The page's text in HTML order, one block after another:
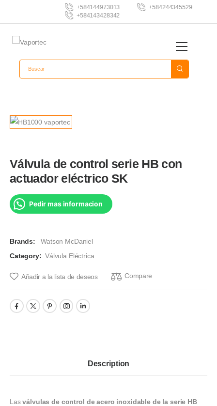
+584144973013
+584244345529
+584143428342
Válvula de control serie HB con
actuador eléctrico SK
Pedir mas informacion
Brands:
Watson McDaniel
Category: Válvula Eléctrica
Añadir a la lista de deseos Compare
Description
Lasválvulas de control de acero inoxidable de la serie HB